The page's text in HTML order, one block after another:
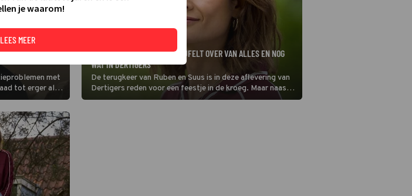
met
tot erger als
op.
STEFANIE VAN LEERSUM TWIJFELT OVER VAN ALLES EN NOG
WAT IN DERTIGERS
De terugkeer van Ruben en Suus is in deze aflevering van
Dertigers reden voor een feestje in de kroeg. Maar naast
gezelligheid en karaoke is er ongemak tussen Jonas,
je waarom!
LEES MEER